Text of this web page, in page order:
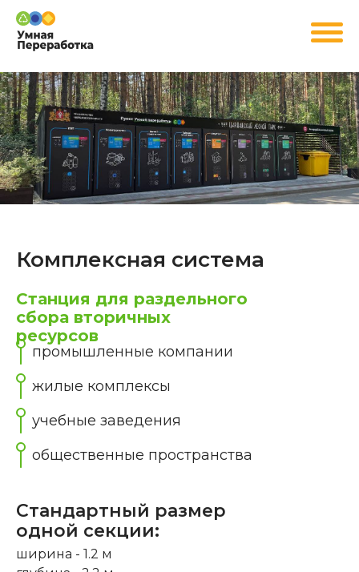
Комплексная система
Станция для раздельного
сбора вторичных
ресурсов
Стандартный размер
одной секции:
ширина - 1.2 м
промышленные компании
жилые комплексы
учебные заведения
общественные пространства